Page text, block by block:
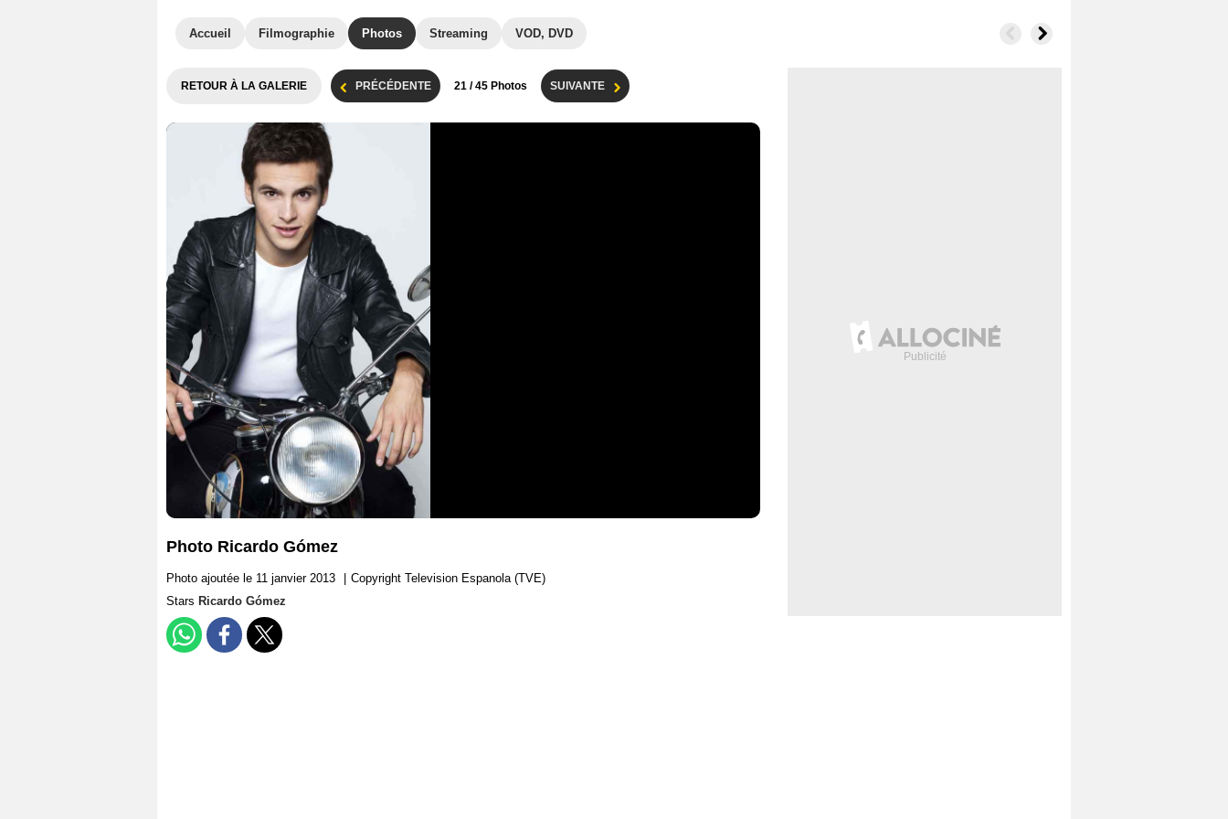
Accueil Filmographie Photos Streaming VOD, DVD
RETOUR À LA GALERIE PRÉCÉDENTE 21 / 45 Photos SUIVANTE
Photo Ricardo Gómez
Photo ajoutée le 11 janvier 2013
Copyright Television Espanola (TVE)
Stars Ricardo Gómez